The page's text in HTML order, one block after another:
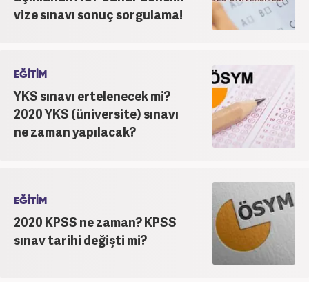
vize sınavı sonuç sorgulama!
EĞİTİM
YKS sınavı ertelenecek mi?
2020 YKS (üniversite) sınavı
ne zaman yapılacak?
EĞİTİM
2020 KPSS ne zaman? KPSS
sınav tarihi değişti mi?